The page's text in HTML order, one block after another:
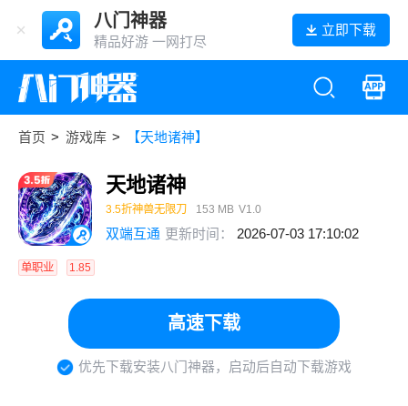
八门神器
精品好游 一网打尽
立即下载
首页 > 游戏库 > 【天地诸神】
天地诸神
3.5折神兽无限刀 153 MB V1.0
双端互通 更新时间： 2026-07-03 17:10:02
单职业 1.85
高速下载
优先下载安装八门神器，启动后自动下载游戏